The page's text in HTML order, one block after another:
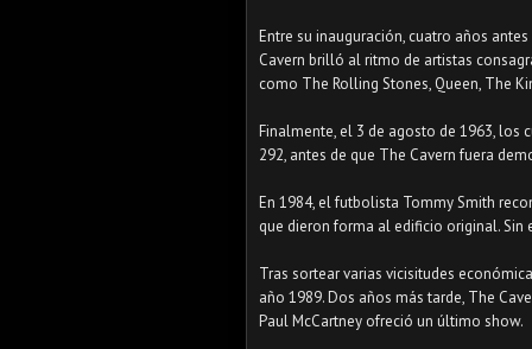
Entre su inauguración, cuatro años
Cavern brilló al ritmo de artistas
como The Rolling Stones, Queen, The
Finalmente, el 3 de agosto de 1963,
292, antes de que The Cavern fuera
En 1984, el futbolista Tommy Smith
que dieron forma al edificio original.
Tras sortear varias vicisitudes
año 1989. Dos años más tarde, The
Paul McCartney ofreció un último show.